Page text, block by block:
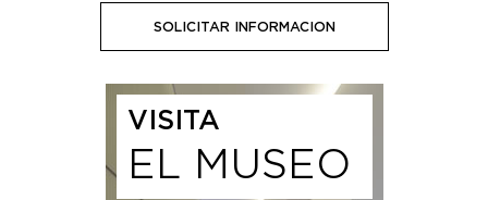
SOLICITAR INFORMACION
VISITA
EL MUSEO